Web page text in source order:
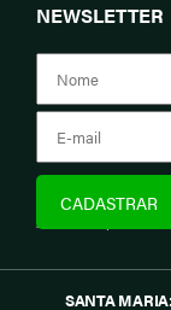
NEWSLETTER
Assine e fique
SANTA MARIA: